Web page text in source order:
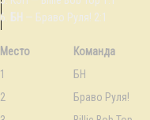
6.
БН — Браво Руля! 2:1
Место
Команда
1
БН
2
Браво Руля!